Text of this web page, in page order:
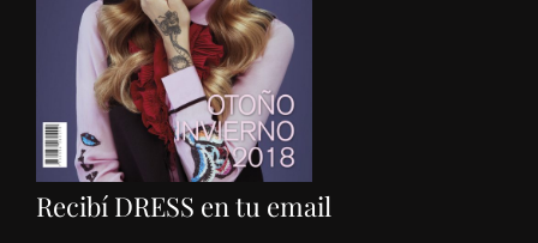
Recibí DRESS en tu email